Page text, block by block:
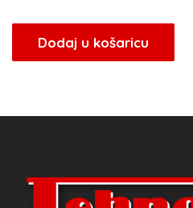
bila
je:
je:
8,50 KM.
Dodaj u košaricu